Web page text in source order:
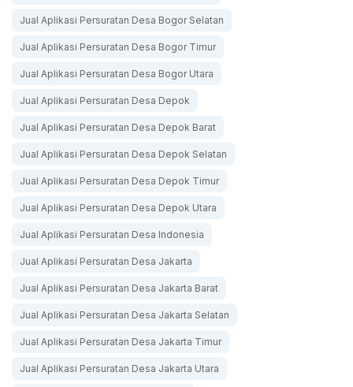
Jual Aplikasi Persuratan Desa Bogor Selatan
Jual Aplikasi Persuratan Desa Bogor Timur
Jual Aplikasi Persuratan Desa Bogor Utara
Jual Aplikasi Persuratan Desa Depok
Jual Aplikasi Persuratan Desa Depok Barat
Jual Aplikasi Persuratan Desa Depok Selatan
Jual Aplikasi Persuratan Desa Depok Timur
Jual Aplikasi Persuratan Desa Depok Utara
Jual Aplikasi Persuratan Desa Indonesia
Jual Aplikasi Persuratan Desa Jakarta
Jual Aplikasi Persuratan Desa Jakarta Barat
Jual Aplikasi Persuratan Desa Jakarta Selatan
Jual Aplikasi Persuratan Desa Jakarta Timur
Jual Aplikasi Persuratan Desa Jakarta Utara